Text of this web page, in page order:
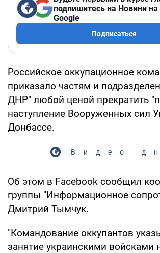
подпишитесь на Новини на
Google
Подписаться
Российское оккупационное
приказало частям и
ДНР" любой ценой прекратить
наступление Вооруженных сил
Донбассе.
Видео
Об этом в Facebook сообщил
группы "Информационное
Дмитрий Тымчук.
"Командование оккупантов
занятие украинскими войсками